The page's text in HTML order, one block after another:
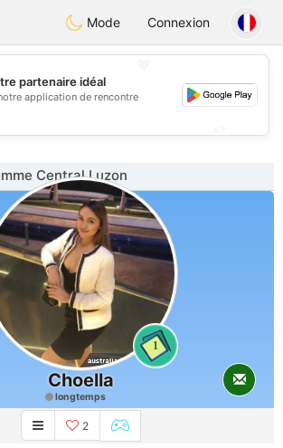
AustraliaChat
Mode Connexion
💕
partenaire idéal
application de rencontre
Central Luzon
1
Choella
longtemps
2